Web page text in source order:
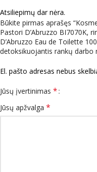
Atsiliepimų dar nėra.
Būkite pirmas aprašęs
Pastori D’Abruzzo BI7070K,
D’Abruzzo Eau de Toilette
detoksikuojantis rankų darbo
El. pašto adresas nebus
Jūsų įvertinimas *
Jūsų apžvalga *